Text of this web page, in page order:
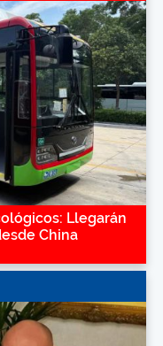
Llegarán
China